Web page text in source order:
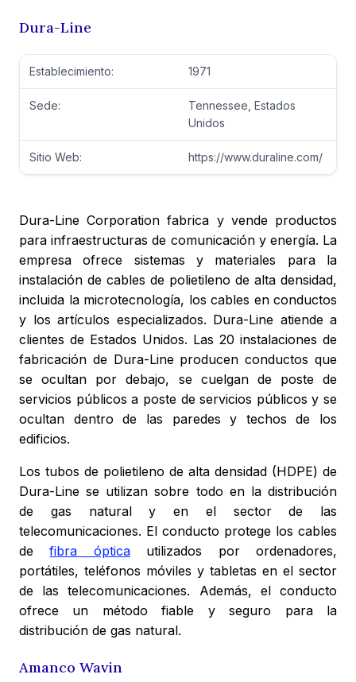
Dura-Line
Establecimiento: 1971
Sede:
Tennessee, Estados
Unidos
Sitio Web: https://www.duraline.com/
Dura-Line Corporation fabrica y vende productos
para infraestructuras de comunicación y energía. La
empresa ofrece sistemas y materiales para la
instalación de cables de polietileno de alta densidad,
incluida la microtecnología, los cables en conductos
y los artículos especializados. Dura-Line atiende a
clientes de Estados Unidos. Las 20 instalaciones de
fabricación de Dura-Line producen conductos que
se ocultan por debajo, se cuelgan de poste de
servicios públicos a poste de servicios públicos y se
ocultan dentro de las paredes y techos de los
edificios.
Los tubos de polietileno de alta densidad (HDPE) de
Dura-Line se utilizan sobre todo en la distribución
de gas natural y en el sector de las
telecomunicaciones. El conducto protege los cables
defibra ópticautilizados por ordenadores,
portátiles, teléfonos móviles y tabletas en el sector
de las telecomunicaciones. Además, el conducto
ofrece un método fiable y seguro para la
distribución de gas natural.
Amanco Wavin